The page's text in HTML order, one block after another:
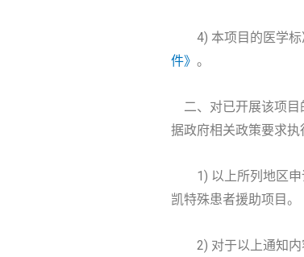
4) 本项目的医学标
件》 。
二、对已开展该项目
据政府相关政策要求执
1) 以上所列地区申
凯特殊患者援助项目。
2) 对于以上通知内